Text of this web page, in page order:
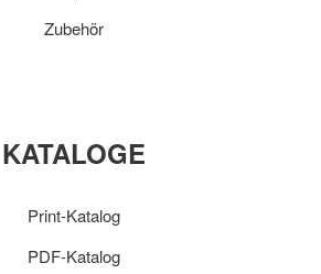
Zubehör
KATALOGE
Print-Katalog
PDF-Katalog